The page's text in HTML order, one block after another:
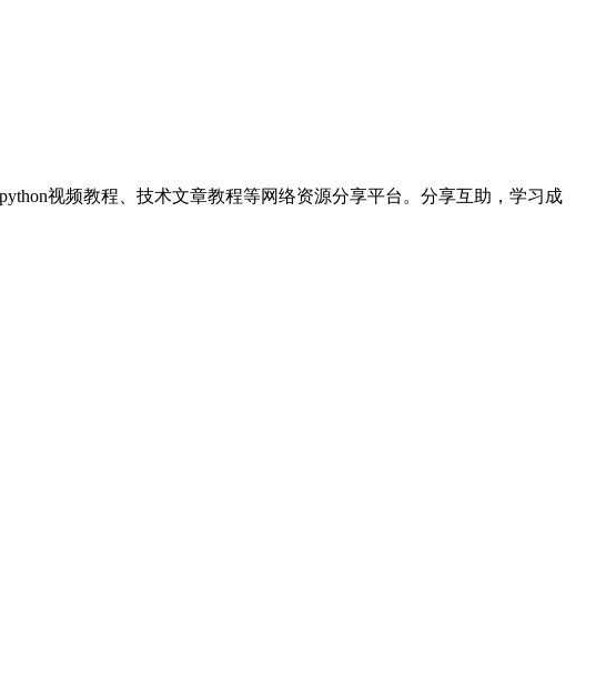
视频教程、技术文章教程等网络资源分享平台。分享互助，学习成